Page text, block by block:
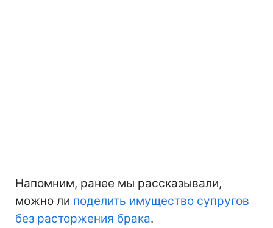
Напомним, ранее мы рассказывали,
можно ли поделить имущество супругов
без расторжения брака.